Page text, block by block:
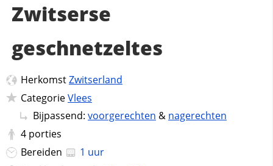
Zwitserse
geschnetzeltes
HerkomstZwitserland
CategorieVlees
Bijpassend: voorgerechten & nagerechten
4 porties
Bereiden
1 uur